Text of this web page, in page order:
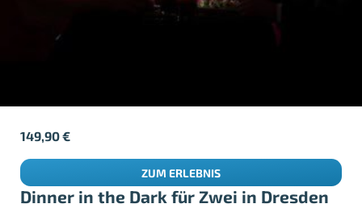
Dinner in the Dark für Zwei in Dresden
149,90€
ZUM ERLEBNIS